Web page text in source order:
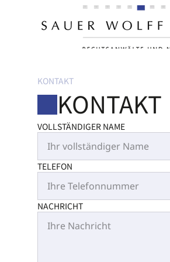
KONTAKT
KONTAKT
VOLLSTÄNDIGER NAME
TELEFON
NACHRICHT